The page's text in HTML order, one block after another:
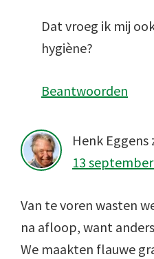
Dat vroeg ik mij
hygiène?
Beantwoorden
Henk Eggens
13
Van te voren wasten
na afloop, want
We maakten flauwe